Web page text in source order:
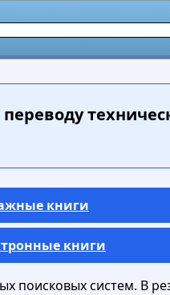
книги
книги
поисковых систем. В